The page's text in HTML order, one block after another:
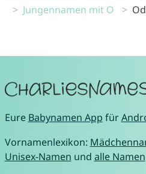
Jungennamen mit O
Eure Babynamen App für
Vornamenlexikon:
Unisex-Namen und alle Namen